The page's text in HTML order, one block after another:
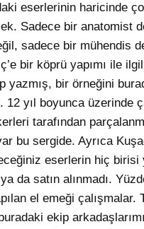
eserlerinin haricinde
Sadece bir anatomist
sadece bir mühendis
bir köprü yapımı ile
yazmış, bir örneğini
yıl boyunca üzerinde
tarafından
bu sergide. Ayrıca
eserlerin hiç birisi
da satın alınmadı.
el emeği çalışmalar.
ekip